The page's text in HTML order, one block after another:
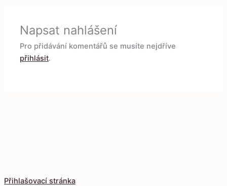
Přihlašovací stránka
Napsat nahlášení
Pro přidávání komentářů se musíte nejdříve
přihlásit.